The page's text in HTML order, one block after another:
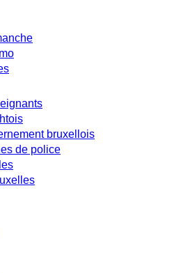
bruxellois
de police